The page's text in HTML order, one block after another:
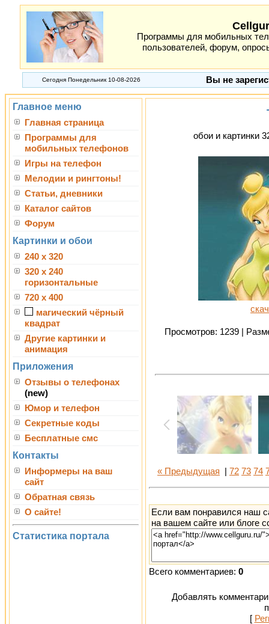
Программы для мобильных
пользователей, форум,
Сегодня Понедельник 10-08-2026 Вы не
Главное меню
Главная страница
Программы для
мобильных телефонов
Игры на телефон
Мелодии и рингтоны!
Статьи, дневники
Каталог сайтов
Форум
Картинки и обои
240 x 320
320 x 240
горизонтальные
720 x 400
магический чёрный
квадрат
Другие картинки и
анимация
Приложения
Отзывы о телефонах
(new)
Юмор и телефон
Секретные коды
Бесплатные смс
Контакты
Информеры на ваш
сайт
Обратная связь
О сайте!
Статистика портала
обои и картинки
Просмотров: 1239 |
« Предыдущая 72 73 74
Если вам понравился наш
на вашем сайте или блоге
Всего комментариев: 0
Добавлять
[